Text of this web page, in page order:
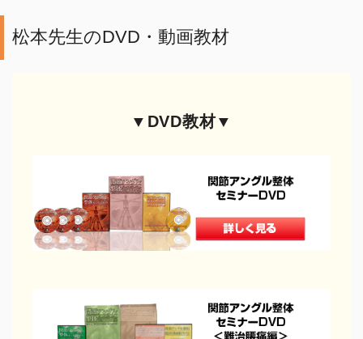
松本先生のDVD・動画教材
▼DVD教材▼
肩・背中の手技
治療院の経営
治療家の生き方